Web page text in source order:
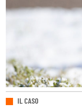
IL CASO